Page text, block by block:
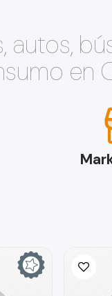
autos,
en